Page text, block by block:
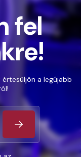
fel
értesüljön a legújabb